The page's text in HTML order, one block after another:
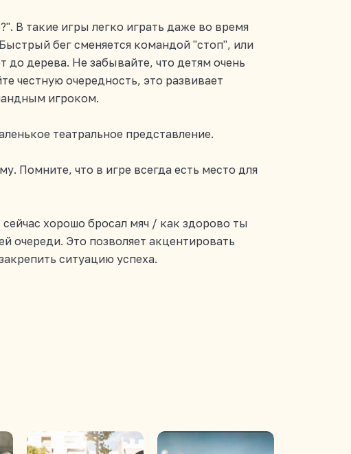
В такие игры легко играть даже во время
бег сменяется командой "стоп", или
до дерева. Не забывайте, что детям очень
честную очередность, это развивает
игроком.
театральное представление.
Помните, что в игре всегда есть место для
хорошо бросал мяч / как здорово ты
очереди. Это позволяет акцентировать
ситуацию успеха.